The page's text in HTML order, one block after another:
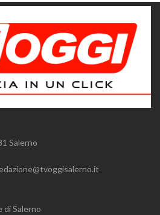
Salerno
di Salerno